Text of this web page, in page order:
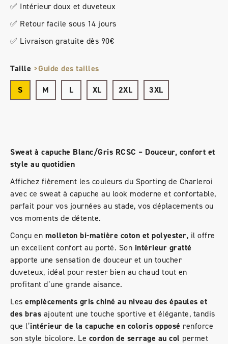
✅ Intérieur doux et duveteux
✅ Retour facile sous 14 jours
✅ Livraison gratuite dès 90€
Taille >Guide des tailles
S
M L XL 2XL 3XL
Sweat à capuche Blanc/Gris RCSC – Douceur, confort et
style au quotidien
Affichez fièrement les couleurs du Sporting de Charleroi
avec ce sweat à capuche au look moderne et confortable,
parfait pour vos journées au stade, vos déplacements ou
vos moments de détente.
Conçu en molleton bi-matière coton et polyester, il offre
un excellent confort au porté. Son intérieur gratté
apporte une sensation de douceur et un toucher
duveteux, idéal pour rester bien au chaud tout en
profitant d’une grande aisance.
Les empiècements gris chiné au niveau des épaules et
des bras ajoutent une touche sportive et élégante, tandis
que l’intérieur de la capuche en coloris opposé renforce
son style bicolore. Le cordon de serrage au col permet